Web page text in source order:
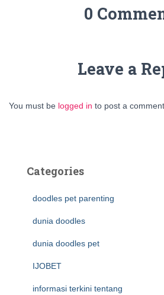
0
Leave a
You must be logged in to post a comment.
Categories
doodles pet parenting
dunia doodles
dunia doodles pet
IJOBET
informasi terkini tentang